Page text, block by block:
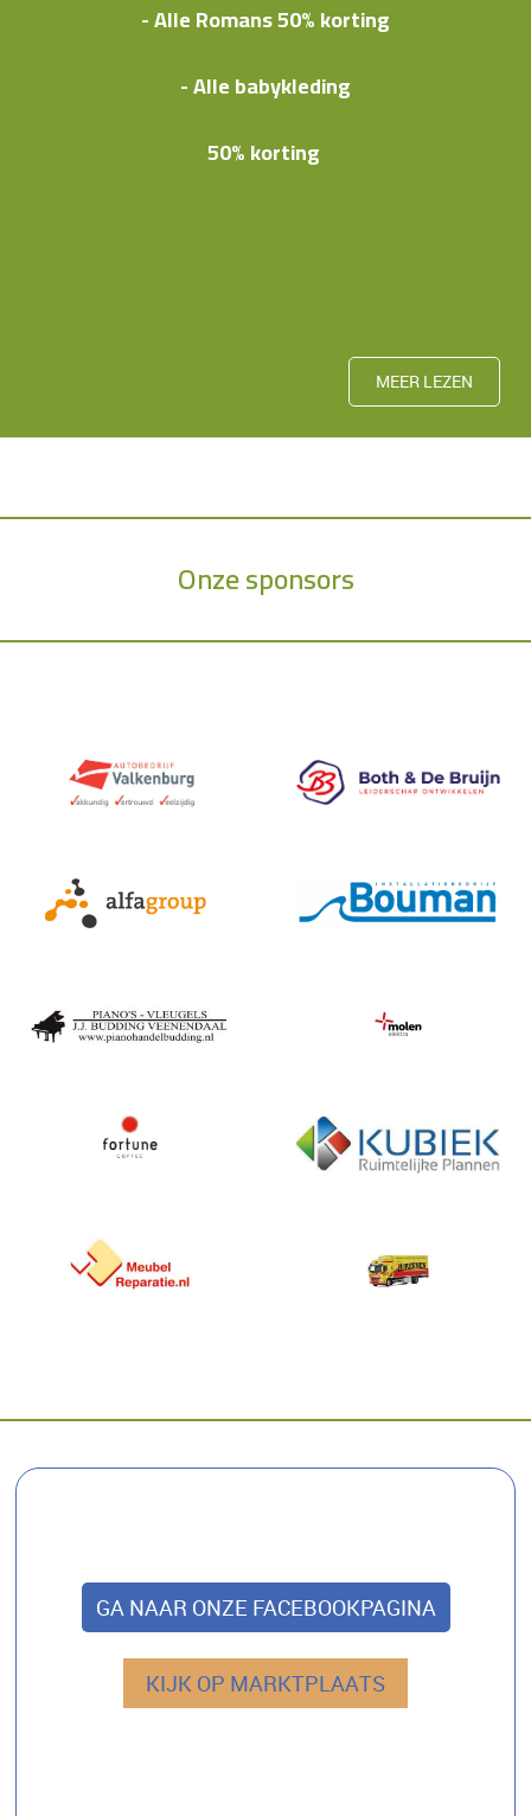
- Alle Romans 50% korting
- Alle babykleding
50% korting
MEER LEZEN
Onze sponsors
GA NAAR ONZE FACEBOOKPAGINA
KIJK OP MARKTPLAATS